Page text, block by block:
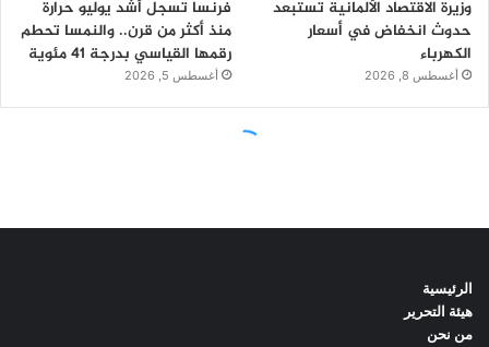
الرئيسية
هيئة التحرير
من نحن